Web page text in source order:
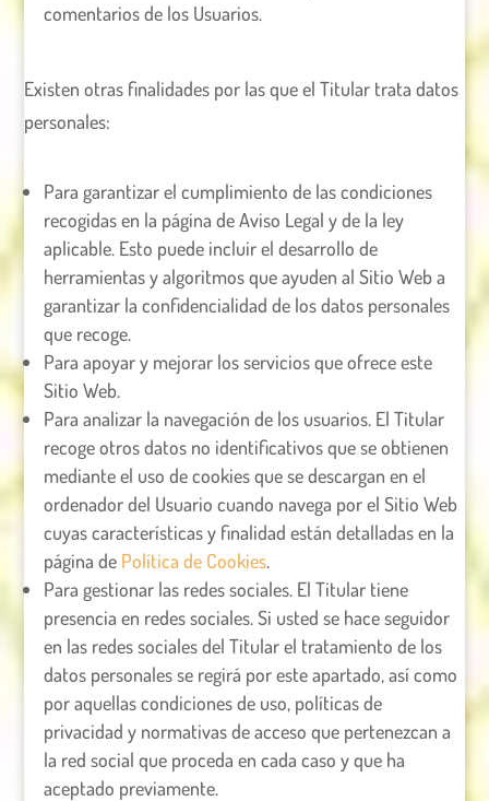
comentarios de los Usuarios.
Existen otras finalidades por las que el Titular trata datos
personales:
Para garantizar el cumplimiento de las condiciones
recogidas en la página de Aviso Legal y de la ley
aplicable. Esto puede incluir el desarrollo de
herramientas y algoritmos que ayuden al Sitio Web a
garantizar la confidencialidad de los datos personales
que recoge.
Para apoyar y mejorar los servicios que ofrece este
Sitio Web.
Para analizar la navegación de los usuarios. El Titular
recoge otros datos no identificativos que se obtienen
mediante el uso de cookies que se descargan en el
ordenador del Usuario cuando navega por el Sitio Web
cuyas características y finalidad están detalladas en la
página de Política de Cookies.
Para gestionar las redes sociales. El Titular tiene
presencia en redes sociales. Si usted se hace seguidor
en las redes sociales del Titular el tratamiento de los
datos personales se regirá por este apartado, así como
por aquellas condiciones de uso, políticas de
privacidad y normativas de acceso que pertenezcan a
la red social que proceda en cada caso y que ha
aceptado previamente.